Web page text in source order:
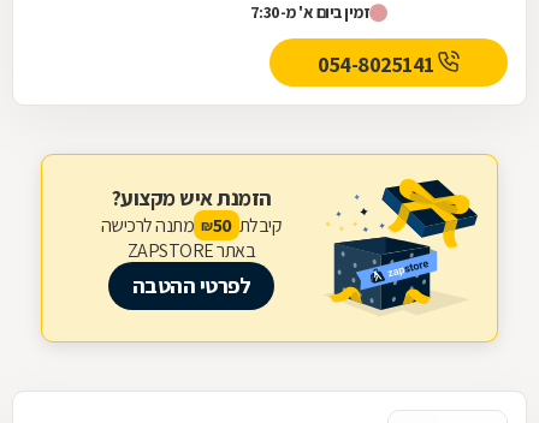
לקבלת...
זמין ביום א' מ-7:30
הזמנת איש מקצוע?
קיבלת 50
₪ מתנה לרכישה
באתר ZAPSTORE
לפרטי ההטבה